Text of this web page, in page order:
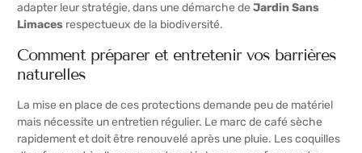
adapter leur stratégie, dans une démarche de Jardin Sans
Limaces respectueux de la biodiversité.
Comment préparer et entretenir vos barrières
naturelles
La mise en place de ces protections demande peu de matériel
mais nécessite un entretien régulier. Le marc de café sèche
rapidement et doit être renouvelé après une pluie. Les coquilles